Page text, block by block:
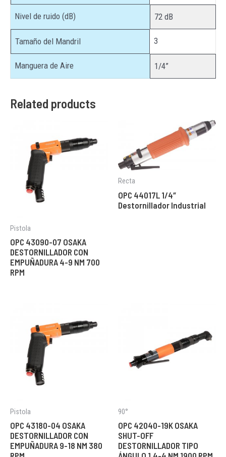
Nivel de ruido (dB) 72 dB
Tamaño del Mandril 3
Manguera de Aire 1/4”
Related products
Pistola
OPC 43090-07 OSAKA
DESTORNILLADOR CON
EMPUÑADURA 4-9 NM 700
RPM
Recta
OPC 44017L 1/4″
Destornillador Industrial
Pistola
OPC 43180-04 OSAKA
DESTORNILLADOR CON
EMPUÑADURA 9-18 NM 380
90°
OPC 42040-19K OSAKA
SHUT-OFF
DESTORNILLADOR TIPO